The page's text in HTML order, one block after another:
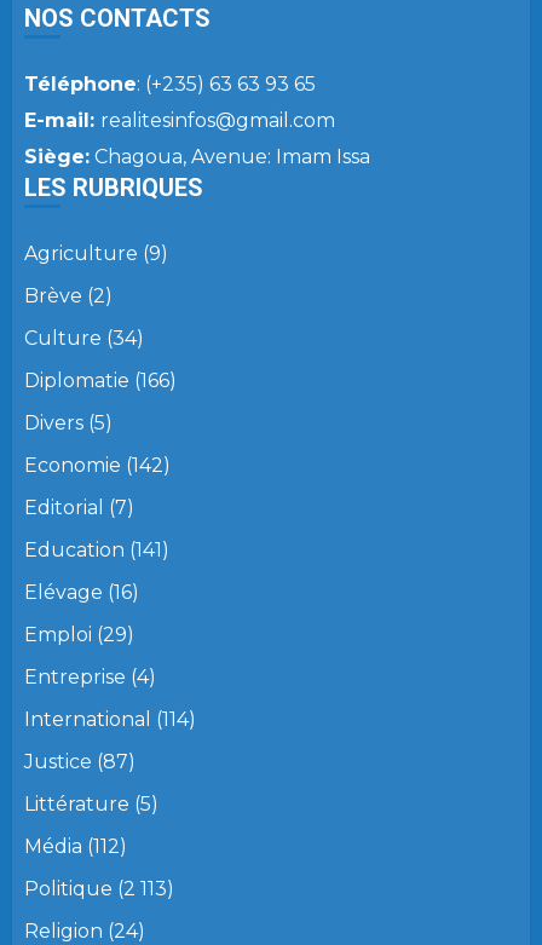
NOS CONTACTS
Téléphone: (+235) 63 63 93 65
E-mail: realitesinfos@gmail.com
Siège: Chagoua, Avenue: Imam Issa
LES RUBRIQUES
Agriculture (9)
Brève (2)
Culture (34)
Diplomatie (166)
Divers (5)
Economie (142)
Editorial (7)
Education (141)
Elévage (16)
Emploi (29)
Entreprise (4)
International (114)
Justice (87)
Littérature (5)
Média (112)
Politique (2 113)
Religion (24)